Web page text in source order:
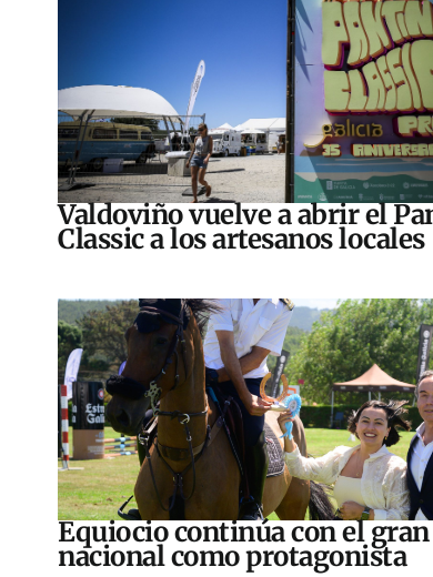
Valdoviño vuelve a abrir el
Classic a los artesanos locales
Equiocio continúa con el
nacional como protagonista